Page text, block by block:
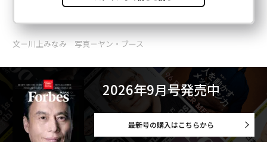
文＝川上みなみ 写真＝ヤン・ブース
2026年9月号発売中
最新号の購入はこちらから